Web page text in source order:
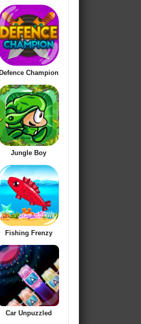
Defence Champion
Jungle Boy
Fishing Frenzy
Car Unpuzzled